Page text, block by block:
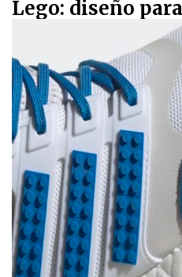
Lego: diseño